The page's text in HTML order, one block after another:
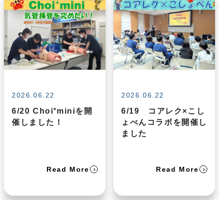
2026.06.22
6/20 Choi⁺miniを開
催しました！
Read More
2026.06.22
6/19 コアレク×こし
ょべんコラボを開催し
ました
Read More